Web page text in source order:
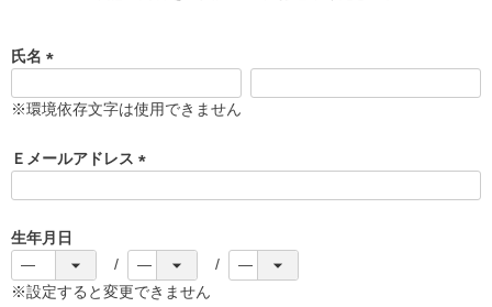
氏名
必
)
※環境依存文字は使用できません
Ｅメールアドレス
)
生年月日
※設定すると変更できません